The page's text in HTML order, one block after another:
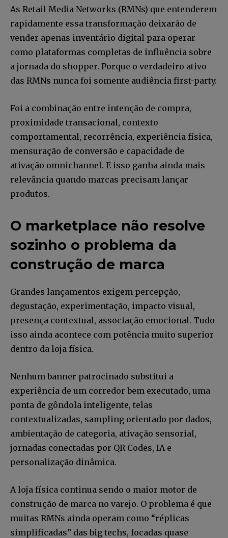
As Retail Media Networks (RMNs) que entenderem
rapidamente essa transformação deixarão de
vender apenas inventário digital para operar
como plataformas completas de influência sobre
a jornada do shopper. Porque o verdadeiro ativo
das RMNs nunca foi somente audiência first-party.
Foi a combinação entre intenção de compra,
proximidade transacional, contexto
comportamental, recorrência, experiência física,
mensuração de conversão e capacidade de
ativação omnichannel. E isso ganha ainda mais
relevância quando marcas precisam lançar
produtos.
O marketplace não resolve
sozinho o problema da
construção de marca
Grandes lançamentos exigem percepção,
degustação, experimentação, impacto visual,
presença contextual, associação emocional. Tudo
isso ainda acontece com potência muito superior
dentro da loja física.
Nenhum banner patrocinado substitui a
experiência de um corredor bem executado, uma
ponta de gôndola inteligente, telas
contextualizadas, sampling orientado por dados,
ambientação de categoria, ativação sensorial,
jornadas conectadas por QR Codes, IA e
personalização dinâmica.
A loja física continua sendo o maior motor de
construção de marca no varejo. O problema é que
muitas RMNs ainda operam como “réplicas
simplificadas” das big techs, focadas quase